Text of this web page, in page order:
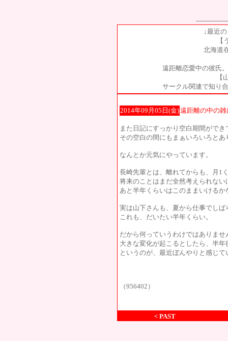
↓最近
【
北海道
遠距離恋愛中の彼氏
【
サークル関連で知り
2014年09月05日(金)遠距離の中の雑
また日記にすっかり空白期間ができ
その空白の間にもまぁいろいろとあ
なんとか元気にやっています。
長崎先輩とは、離れてからも、月1
将来のことはまだ全然考えられない
あと半年くらいはこのままいける
実は山下さんも、夏から仕事でし
これも、だいたい半年くらい。
だから何っていうわけではありませ
大きな変化が起こるとしたら、半
というのが、最近ぼんやりと感じ
（956402）
< PAST